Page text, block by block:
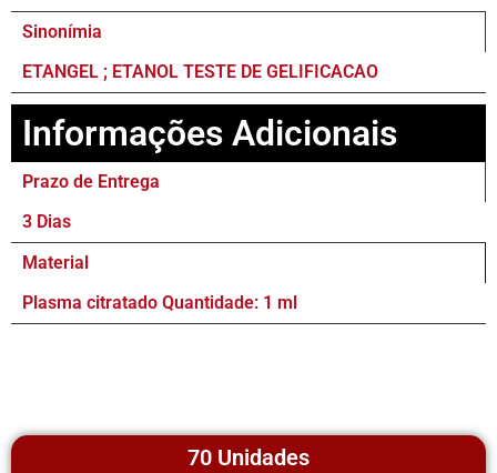
Sinonímia
ETANGEL ; ETANOL TESTE DE GELIFICACAO
Informações Adicionais
Prazo de Entrega
3 Dias
Material
Plasma citratado Quantidade: 1 ml
70 Unidades